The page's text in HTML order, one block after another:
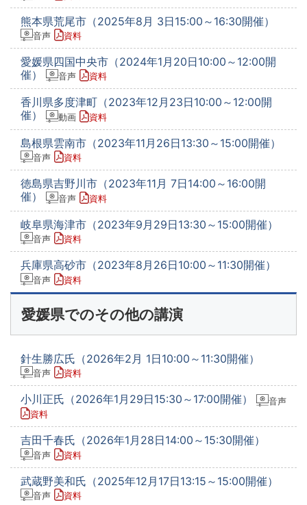
熊本県荒尾市（2025年8月 3日15:00～16:30開催）
音声 資料
愛媛県四国中央市（2024年1月20日10:00～12:00開
催）
音声 資料
香川県多度津町（2023年12月23日10:00～12:00開
催）
動画 資料
島根県雲南市（2023年11月26日13:30～15:00開催）
音声 資料
徳島県吉野川市（2023年11月 7日14:00～16:00開
催）
音声 資料
岐阜県海津市（2023年9月29日13:30～15:00開催）
音声 資料
兵庫県高砂市（2023年8月26日10:00～11:30開催）
音声 資料
愛媛県でのその他の講演
針生勝広氏（2026年2月 1日10:00～11:30開催）
音声 資料
小川正氏（2026年1月29日15:30～17:00開催）
音声
資料
吉田千春氏（2026年1月28日14:00～15:30開催）
音声 資料
武蔵野美和氏（2025年12月17日13:15～15:00開催）
音声 資料